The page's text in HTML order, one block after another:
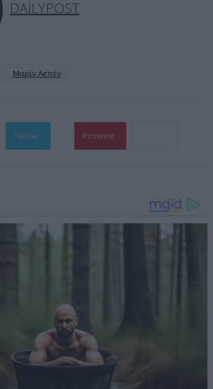
DAILYPOST
Μαρίν Λεπέν
Twitter Pinterest